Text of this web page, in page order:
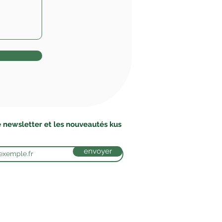
newsletter et les nouveautés kus
envoyer